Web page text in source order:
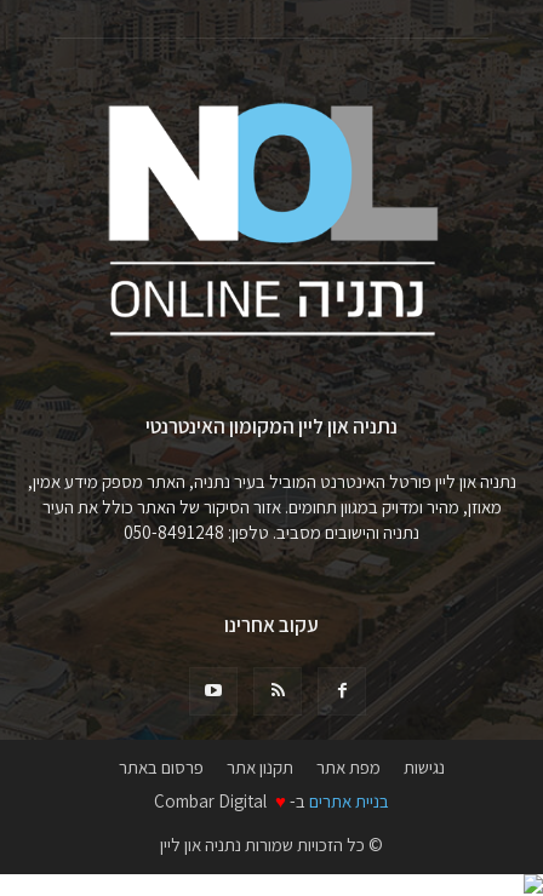
נתניה און ליין המקומון האינטרנטי
נתניה און ליין פורטל האינטרנט המוביל בעיר נתניה, האתר מספק מידע אמין,
מאוזן, מהיר ומדויק במגוון תחומים. אזור הסיקור של האתר כולל את העיר
נתניה והישובים מסביב. טלפון: 050-8491248
עקוב אחרינו
נגישות מפת אתר תקנון אתר
פרסום באתר
בניית אתרים ב- ♥
© כל הזכויות שמורות נתניה און ליין